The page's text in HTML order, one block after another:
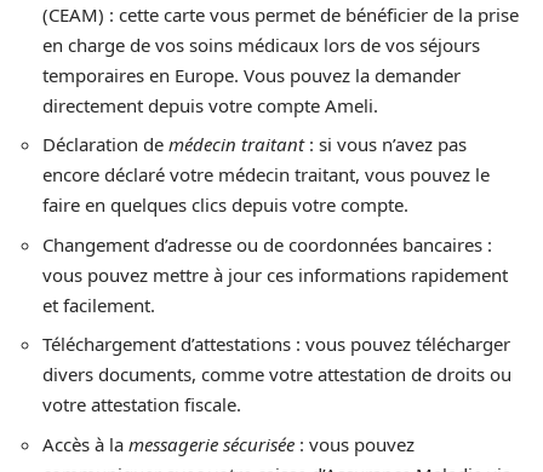
(CEAM) : cette carte vous permet de bénéficier de la prise
en charge de vos soins médicaux lors de vos séjours
temporaires en Europe. Vous pouvez la demander
directement depuis votre compte Ameli.
Déclaration de médecin traitant: si vous n’avez pas
encore déclaré votre médecin traitant, vous pouvez le
faire en quelques clics depuis votre compte.
Changement d’adresse ou de coordonnées bancaires :
vous pouvez mettre à jour ces informations rapidement
et facilement.
Téléchargement d’attestations : vous pouvez télécharger
divers documents, comme votre attestation de droits ou
votre attestation fiscale.
Accès à la messagerie sécurisée : vous pouvez